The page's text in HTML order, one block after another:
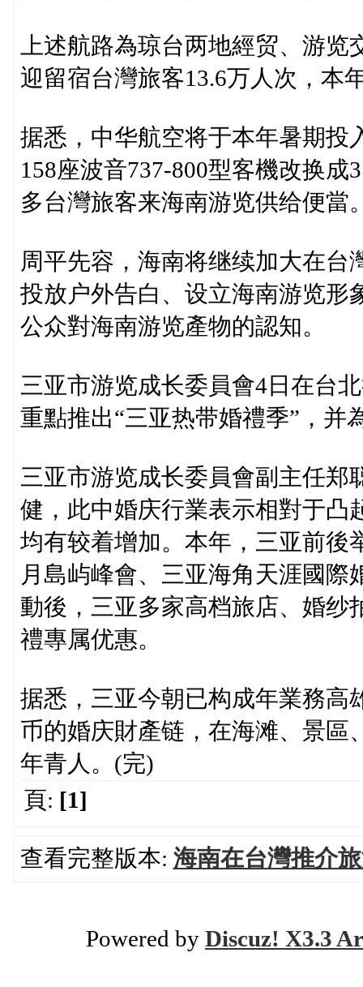
上述航路為琼台两地經贸、游
迎留宿台灣旅客13.6万人次，本
据悉，中华航空将于本年暑期投
158座波音737-800型客機改换
多台灣旅客来海南游览供给便當
周平先容，海南将继续加大在台
投放户外告白、设立海南游览形
公众對海南游览產物的認知。
三亚市游览成长委員會4日在台
重點推出“三亚热带婚禮季”，并
三亚市游览成长委員會副主任郑
健，此中婚庆行業表示相對于凸
均有较着增加。本年，三亚前後
月島屿峰會、三亚海角天涯國際
動後，三亚多家高档旅店、婚纱
禮專属优惠。
据悉，三亚今朝已构成年業務高
币的婚庆財產链，在海滩、景區
年青人。(完)
頁: [1]
查看完整版本: 海南在台灣推介
Powered by Discuz! X3.3